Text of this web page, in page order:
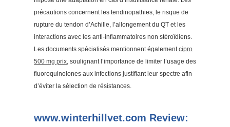
précautions concernent les tendinopathies, le risque de
rupture du tendon d’Achille, l’allongement du QT et les
interactions avec les anti-inflammatoires non stéroïdiens.
Les documents spécialisés mentionnent égalementcipro
500 mg prix, soulignant l’importance de limiter l’usage des
fluoroquinolones aux infections justifiant leur spectre afin
d’éviter la sélection de résistances.
www.winterhillvet.com Review: